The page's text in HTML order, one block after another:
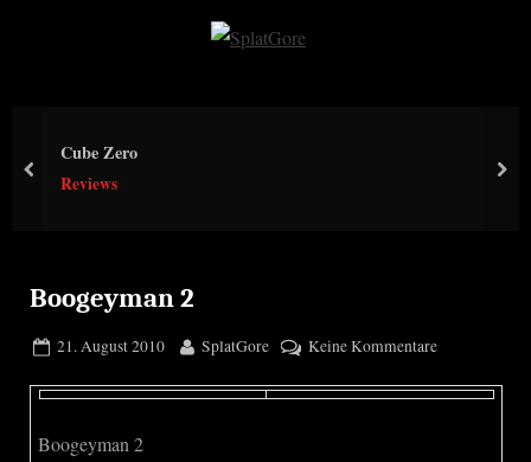
Cube Zero
Reviews
prev
Boogeyman 2
Posted
21. August 2010 By
SplatGore Keine Kommentarezu
2
Boogeyman 2